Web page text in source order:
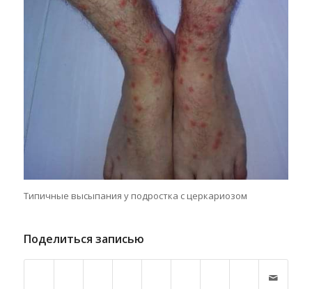
Типичные высыпания у подростка с церкариозом
Поделиться записью